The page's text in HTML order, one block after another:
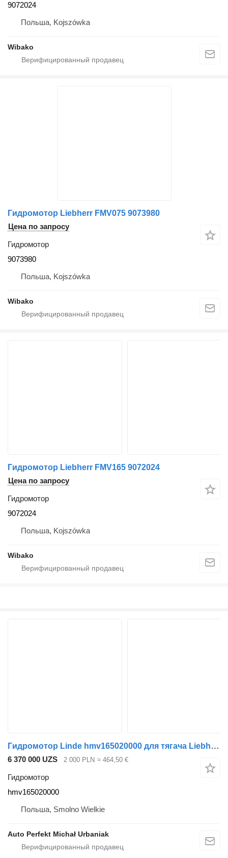
9072024
Польша, Kojszówka
Wibako
Гидромотор Liebherr FMV075 9073980
Цена по запросу
Гидромотор
9073980
Польша, Kojszówka
Wibako
Гидромотор Liebherr FMV165 9072024
Цена по запросу
Гидромотор
9072024
Польша, Kojszówka
Wibako
Гидромотор Linde hmv165020000 для тягача Liebherr
6 370 000 UZS 2 000 PLN ≈ 464,50 €
Гидромотор
hmv165020000
Польша, Smolno Wielkie
Auto Perfekt Michał Urbaniak